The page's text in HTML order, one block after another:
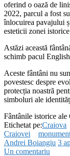
oferind o oază de
2022, parcul a fost
înlocuirea pavajului
esteticii zonei
Astăzi această
schimb pacul
Aceste fântâni nu
povestesc despre
protecția noastră
simboluri ale
Fântânile istorice ale
Etichetat pe:Craiova
Craiovei
Andrei Boiangiu 3
Un comentariu